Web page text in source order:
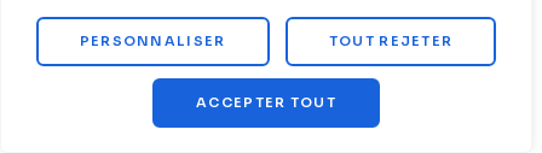
PERSONNALISER TOUT REJETER
ACCEPTER TOUT